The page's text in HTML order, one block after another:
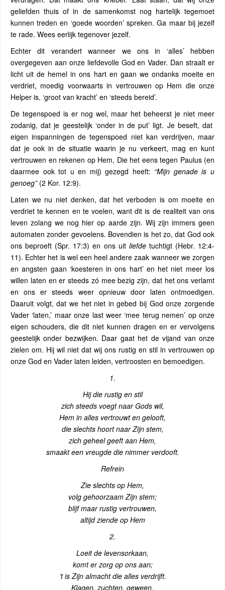
geliefden thuis of in de samenkomst nog hartelijk tegemoet
kunnen treden en ‘goede woorden’ spreken. Ga maar bij jezelf
te rade. Wees eerlijk tegenover jezelf.
Echter dit verandert wanneer we ons in ‘alles’ hebben
overgegeven aan onze liefdevolle God en Vader. Dan straalt er
licht uit de hemel in ons hart en gaan we ondanks moeite en
verdriet, moedig voorwaarts in vertrouwen op Hem die onze
Helper is, ‘groot van kracht’ en ‘steeds bereid’.
De tegenspoed is er nog wel, maar het beheerst je niet meer
zodanig, dat je geestelijk ‘onder in de put’ ligt. Je beseft, dat
eigen inspanningen de tegenspoed niet kan verdrijven, maar
dat je ook in de situatie waarin je nu verkeert, mag en kunt
vertrouwen en rekenen op Hem, Die het eens tegen Paulus (en
daarmee ook tot u en mij) gezegd heeft: “Mijn genade is u
genoeg”(2 Kor. 12:9).
Laten we nu niet denken, dat het verboden is om moeite en
verdriet te kennen en te voelen, want dit is de realiteit van ons
leven zolang we nog hier op aarde zijn. Wij zijn immers geen
automaten zonder gevoelens. Bovendien is het zo, dat God ook
ons beproeft (Spr. 17:3) en ons uit liefdetuchtigt (Hebr. 12:4-
11). Echter het is wel een heel andere zaak wanneer we zorgen
en angsten gaan ‘koesteren in ons hart’ en het niet meer los
willen laten en er steeds zó mee bezig zijn, dat het ons verlamt
en ons er steeds weer opnieuw door laten ontmoedigen.
Daaruit volgt, dat we het niet in gebed bij God onze zorgende
Vader ‘laten,’ maar onze last weer ‘mee terug nemen’ op onze
eigen schouders, die dit niet kunnen dragen en er vervolgens
geestelijk onder bezwijken. Daar gaat het de vijand van onze
zielen om. Hij wil niet dat wij ons rustig en stil in vertrouwen op
onze God en Vader laten leiden, vertroosten en bemoedigen.
1.
Hij die rustig en stil
zich steeds voegt naar Gods wil,
Hem in alles vertrouwt en gelooft,
die slechts hoort naar Zijn stem,
zich geheel geeft aan Hem,
smaakt een vreugde die nimmer verdooft.
Refrein
Zie slechts op Hem,
volg gehoorzaam Zijn stem;
blijf maar rustig vertrouwen,
altijd ziende op Hem
2.
Loeit de levensorkaan,
komt er zorg op ons aan;
’t is Zijn almacht die alles verdrijft.
Klagen, zuchten, geween,